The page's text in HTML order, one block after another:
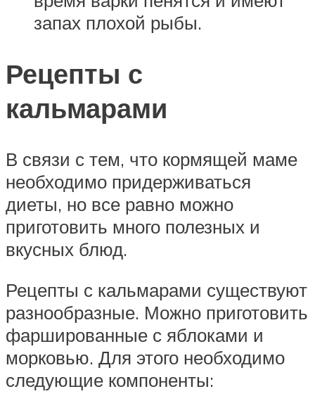
запах плохой рыбы.
Рецепты с
кальмарами
В связи с тем, что кормящей маме
необходимо придерживаться
диеты, но все равно можно
приготовить много полезных и
вкусных блюд.
Рецепты с кальмарами существуют
разнообразные. Можно приготовить
фаршированные с яблоками и
морковью. Для этого необходимо
следующие компоненты: